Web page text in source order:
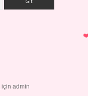
için admin